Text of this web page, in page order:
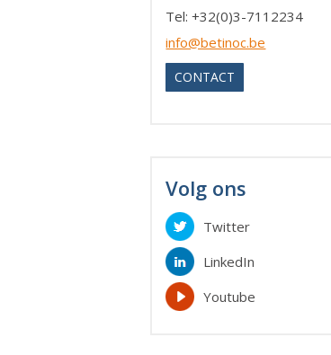
Tel: +32(0)3-7112234
info@betinoc.be
CONTACT
Volg ons
Twitter
LinkedIn
Youtube